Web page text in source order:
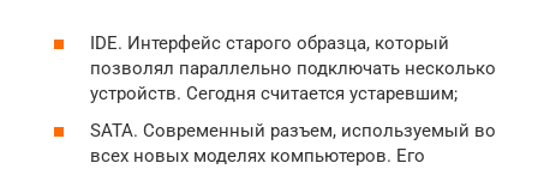
IDE. Интерфейс старого образца, который
позволял параллельно подключать несколько
устройств. Сегодня считается устаревшим;
SATA. Современный разъем, используемый во
всех новых моделях компьютеров. Его